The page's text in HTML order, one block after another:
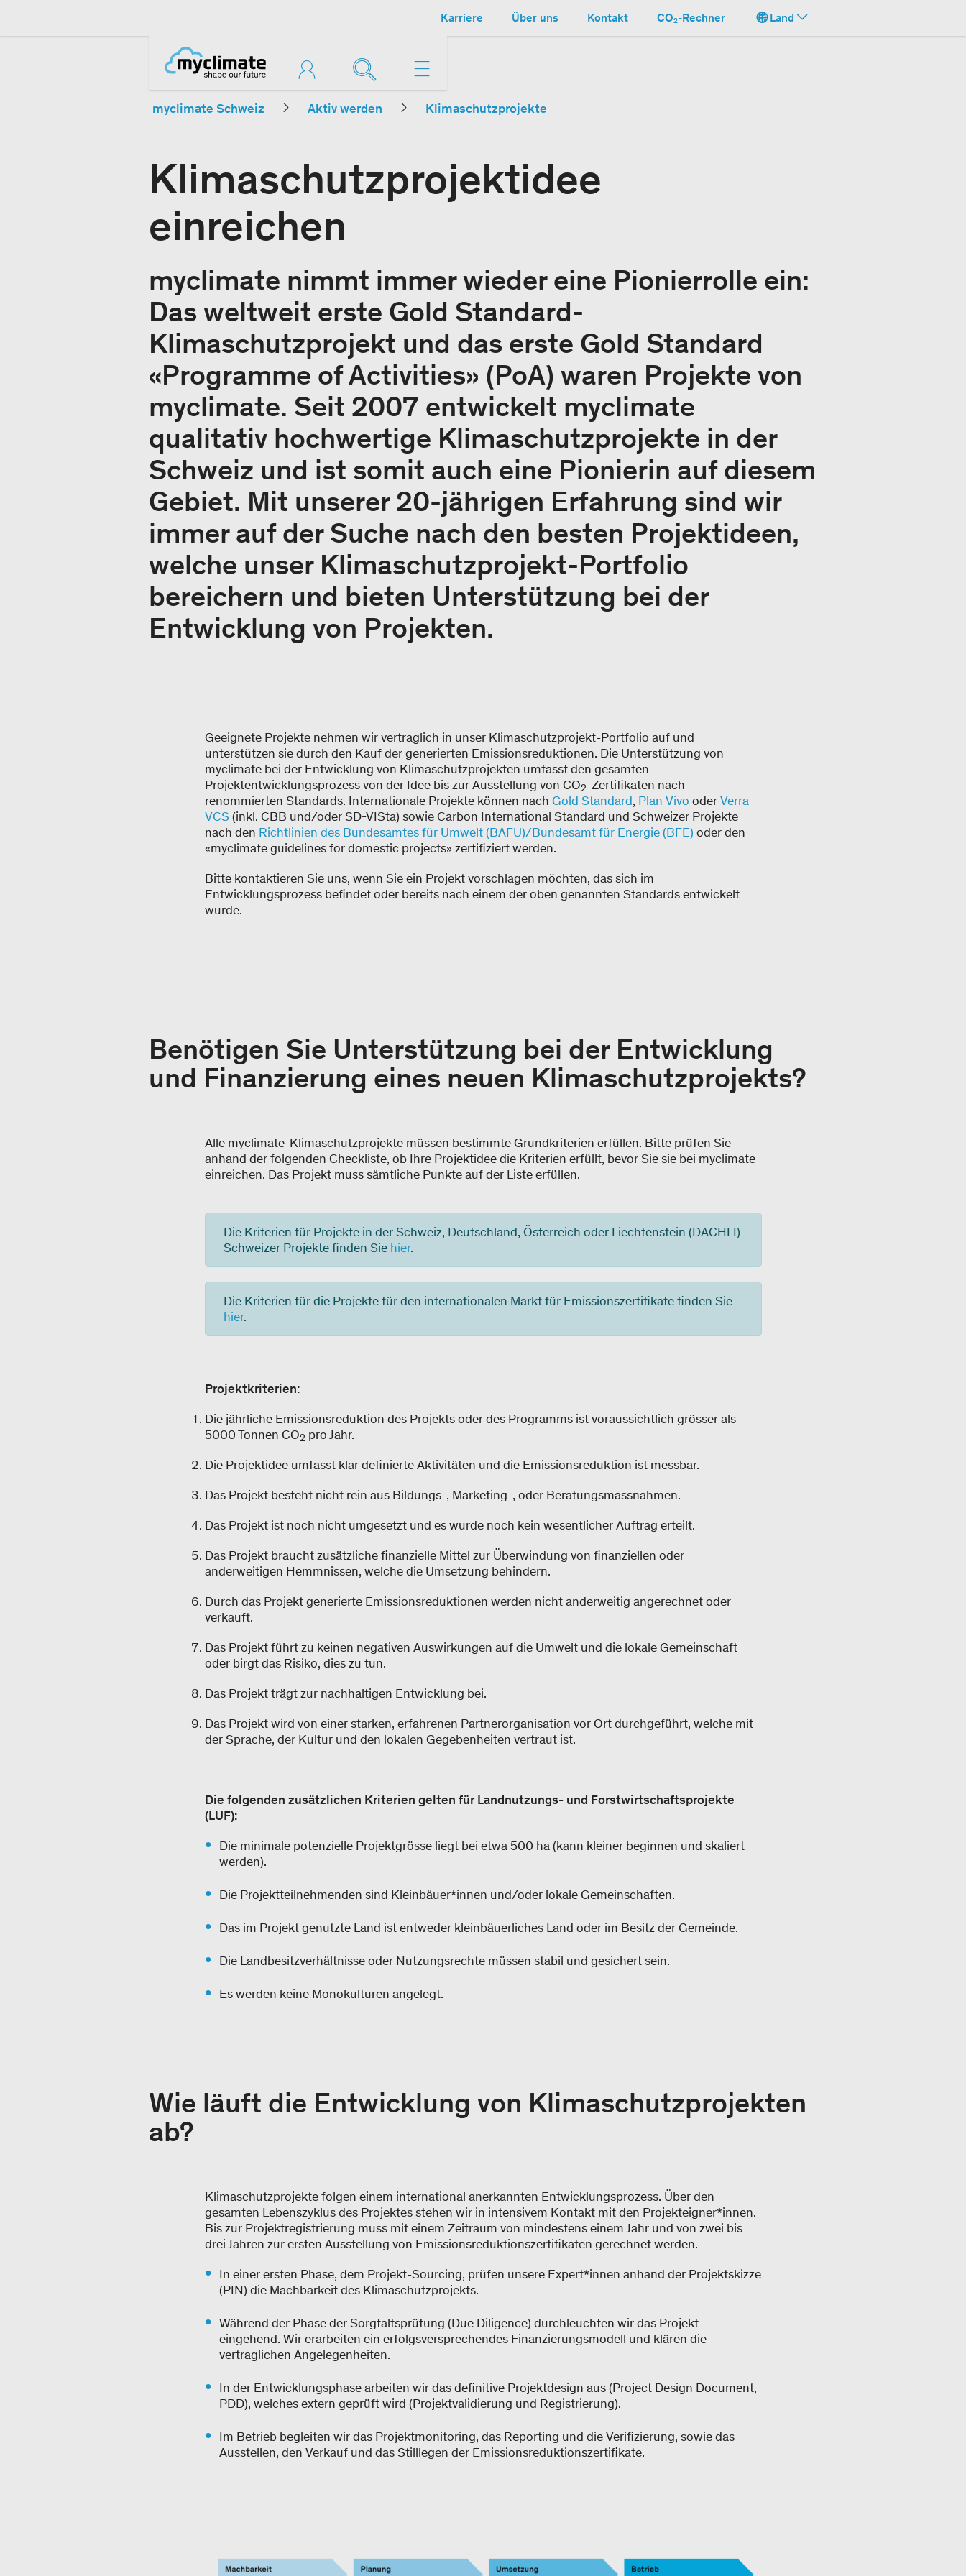
Karriere Über uns Kontakt CO₂-Rechner Land
myclimate Schweiz Aktiv werden Klimaschutzprojekte
Klimaschutzprojektidee
einreichen
myclimate nimmt immer wieder eine Pionierrolle ein:
Das weltweit erste Gold Standard-
Klimaschutzprojekt und das erste Gold Standard
«Programme of Activities» (PoA) waren Projekte von
myclimate. Seit 2007 entwickelt myclimate
qualitativ hochwertige Klimaschutzprojekte in der
Schweiz und ist somit auch eine Pionierin auf diesem
Gebiet. Mit unserer 20-jährigen Erfahrung sind wir
immer auf der Suche nach den besten Projektideen,
welche unser Klimaschutzprojekt-Portfolio
bereichern und bieten Unterstützung bei der
Entwicklung von Projekten.
Geeignete Projekte nehmen wir vertraglich in unser Klimaschutzprojekt-Portfolio auf und
unterstützen sie durch den Kauf der generierten Emissionsreduktionen. Die Unterstützung von
myclimate bei der Entwicklung von Klimaschutzprojekten umfasst den gesamten
Projektentwicklungsprozess von der Idee bis zur Ausstellung von CO2-Zertifikaten nach
renommierten Standards. Internationale Projekte können nach Gold Standard, Plan Vivo oderVerra
VCS(inkl. CBB und/oder SD-VISta) sowie Carbon International Standard und Schweizer Projekte
nach den Richtlinien des Bundesamtes für Umwelt (BAFU)/Bundesamt für Energie (BFE) oder den
«myclimate guidelines for domestic projects» zertifiziert werden.
Bitte kontaktieren Sie uns, wenn Sie ein Projekt vorschlagen möchten, das sich im
Entwicklungsprozess befindet oder bereits nach einem der oben genannten Standards entwickelt
wurde.
Benötigen Sie Unterstützung bei der Entwicklung
und Finanzierung eines neuen Klimaschutzprojekts?
Alle myclimate-Klimaschutzprojekte müssen bestimmte Grundkriterien erfüllen. Bitte prüfen Sie
anhand der folgenden Checkliste, ob Ihre Projektidee die Kriterien erfüllt, bevor Sie sie bei myclimate
einreichen. Das Projekt muss sämtliche Punkte auf der Liste erfüllen.
Die Kriterien für Projekte in der Schweiz, Deutschland, Österreich oder Liechtenstein (DACHLI)
Schweizer Projekte finden Sie hier.
Die Kriterien für die Projekte für den internationalen Markt für Emissionszertifikate finden Sie
hier.
Projektkriterien:
Die jährliche Emissionsreduktion des Projekts oder des Programms ist voraussichtlich grösser als
5000 Tonnen CO2 pro Jahr.
Die Projektidee umfasst klar definierte Aktivitäten und die Emissionsreduktion ist messbar.
Das Projekt besteht nicht rein aus Bildungs-, Marketing-, oder Beratungsmassnahmen.
Das Projekt ist noch nicht umgesetzt und es wurde noch kein wesentlicher Auftrag erteilt.
Das Projekt braucht zusätzliche finanzielle Mittel zur Überwindung von finanziellen oder
anderweitigen Hemmnissen, welche die Umsetzung behindern.
Durch das Projekt generierte Emissionsreduktionen werden nicht anderweitig angerechnet oder
verkauft.
Das Projekt führt zu keinen negativen Auswirkungen auf die Umwelt und die lokale Gemeinschaft
oder birgt das Risiko, dies zu tun.
Das Projekt trägt zur nachhaltigen Entwicklung bei.
Das Projekt wird von einer starken, erfahrenen Partnerorganisation vor Ort durchgeführt, welche mit
der Sprache, der Kultur und den lokalen Gegebenheiten vertraut ist.
Die folgenden zusätzlichen Kriterien gelten für Landnutzungs- und Forstwirtschaftsprojekte
(LUF):
Die minimale potenzielle Projektgrösse liegt bei etwa 500 ha (kann kleiner beginnen und skaliert
werden).
Die Projektteilnehmenden sind Kleinbäuer*innen und/oder lokale Gemeinschaften.
Das im Projekt genutzte Land ist entweder kleinbäuerliches Land oder im Besitz der Gemeinde.
Die Landbesitzverhältnisse oder Nutzungsrechte müssen stabil und gesichert sein.
Es werden keine Monokulturen angelegt.
Wie läuft die Entwicklung von Klimaschutzprojekten
ab?
Klimaschutzprojekte folgen einem international anerkannten Entwicklungsprozess. Über den
gesamten Lebenszyklus des Projektes stehen wir in intensivem Kontakt mit den Projekteigner*innen.
Bis zur Projektregistrierung muss mit einem Zeitraum von mindestens einem Jahr und von zwei bis
drei Jahren zur ersten Ausstellung von Emissionsreduktionszertifikaten gerechnet werden.
In einer ersten Phase, dem Projekt-Sourcing, prüfen unsere Expert*innen anhand der Projektskizze
(PIN) die Machbarkeit des Klimaschutzprojekts.
Während der Phase der Sorgfaltsprüfung (Due Diligence) durchleuchten wir das Projekt
eingehend. Wir erarbeiten ein erfolgsversprechendes Finanzierungsmodell und klären die
vertraglichen Angelegenheiten.
In der Entwicklungsphase arbeiten wir das definitive Projektdesign aus (Project Design Document,
PDD), welches extern geprüft wird (Projektvalidierung und Registrierung).
Im Betrieb begleiten wir das Projektmonitoring, das Reporting und die Verifizierung, sowie das
Ausstellen, den Verkauf und das Stilllegen der Emissionsreduktionszertifikate.